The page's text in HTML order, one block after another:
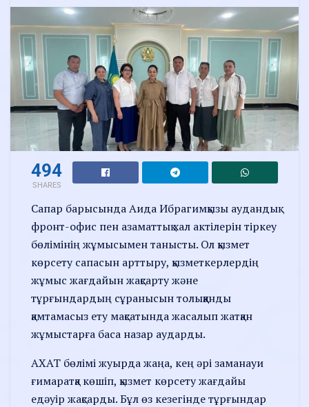
494
SHARES
Сапар барысында Аида Ибрагимқызы аудандық
фронт-офис пен азаматтық хал актілерін тіркеу
бөлімінің жұмысымен танысты. Ол қызмет
көрсету сапасын арттыру, қызметкерлердің
жұмыс жағдайын жақсарту және
тұрғындардың сұранысын толыққанды
қамтамасыз ету мақсатында жасалып жатқан
жұмыстарға баса назар аударды.
АХАТ бөлімі жуырда жаңа, кең әрі заманауи
ғимаратқа көшіп, қызмет көрсету жағдайы
едәуір жақсарды. Бұл өз кезегінде тұрғындар